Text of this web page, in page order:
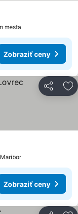
mesta
Zobraziť ceny
Zdieľať
Zobraziť ceny